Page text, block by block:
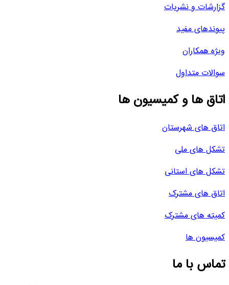
گزارشات و نشریات
پیوندهای مفید
ویژه همکاران
سوالات متداول
اتاق ها و کمیسیون ها
اتاق های شهرستان
تشکل های ملی
تشکل های استانی
اتاق های مشترک
کمیته های مشترک
کمیسیون ها
تماس با ما